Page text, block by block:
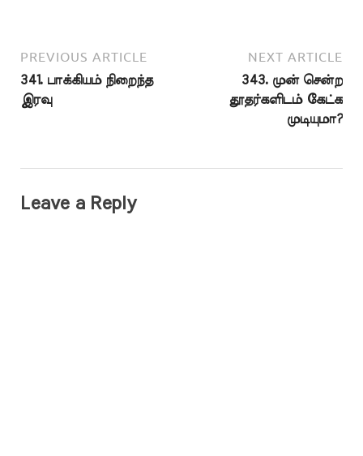
PREVIOUS ARTICLE
341. பாக்கியம் நிறைந்த
இரவு
NEXT ARTICLE
343. முன் சென்ற
தூதர்களிடம் கேட்க
முடியுமா?
Leave a Reply